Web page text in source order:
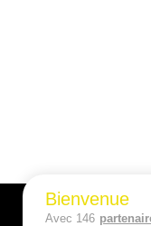
Bienvenue
Avec 146